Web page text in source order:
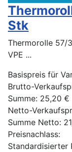
Stk
Thermorolle 57/
VPE ...
Basispreis für
Brutto-
Summe: 25,20 €
Netto-
Summe Netto:
Preisnachlass:
Standardisierter